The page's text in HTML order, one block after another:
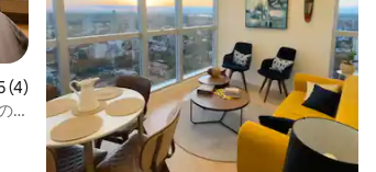
ュー4件、5つ星中5つ星の平均評価
(4)